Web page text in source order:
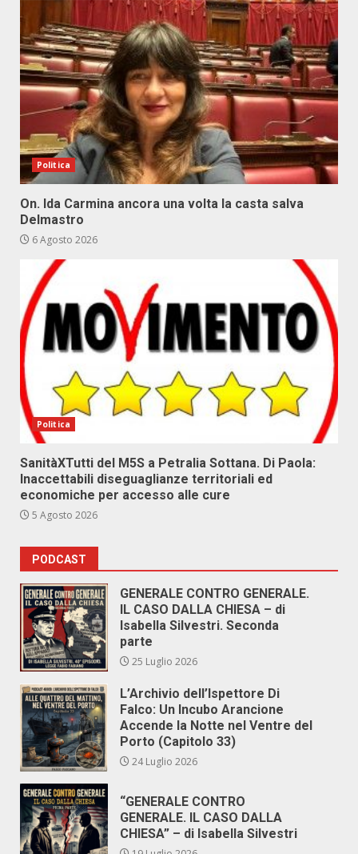
Politica
On. Ida Carmina ancora una volta la casta salva
Delmastro
6 Agosto 2026
Politica
SanitàXTutti del M5S a Petralia Sottana. Di Paola:
Inaccettabili diseguaglianze territoriali ed
economiche per accesso alle cure
5 Agosto 2026
PODCAST
GENERALE CONTRO GENERALE.
IL CASO DALLA CHIESA – di
Isabella Silvestri. Seconda
parte
25 Luglio 2026
L’Archivio dell’Ispettore Di
Falco: Un Incubo Arancione
Accende la Notte nel Ventre del
Porto (Capitolo 33)
24 Luglio 2026
“GENERALE CONTRO
GENERALE. IL CASO DALLA
CHIESA” – di Isabella Silvestri